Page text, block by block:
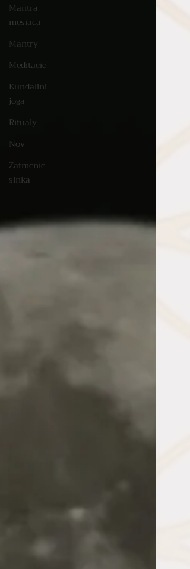
Mantra
mesiaca
Mantry
Meditacie
Kundalini
joga
Ritualy
Nov
Zatmenie
slnka